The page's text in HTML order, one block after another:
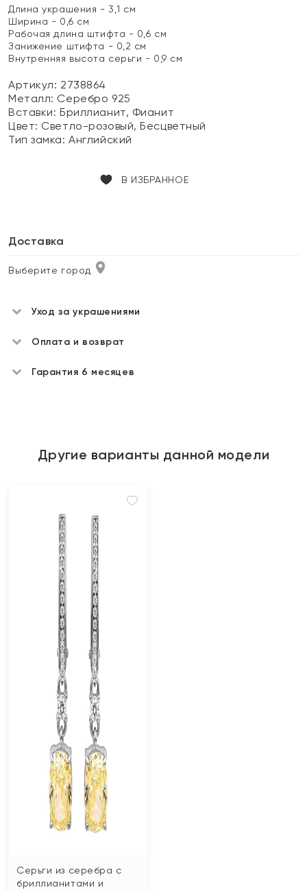
Длина украшения - 3,1 см
Ширина - 0,6 см
Рабочая длина штифта - 0,6 см
Занижение штифта - 0,2 см
Внутренняя высота серьги - 0,9 см
Артикул: 2738864
Металл: Серебро 925
Вставки:Бриллианит, Фианит
Цвет: Светло-розовый, Бесцветный
Тип замка:Английский
В ИЗБРАННОЕ
Доставка
Выберите город
Уход за украшениями
Оплата и возврат
Гарантия 6 месяцев
Другие варианты данной модели
Серьги из серебра с
бриллианитами и